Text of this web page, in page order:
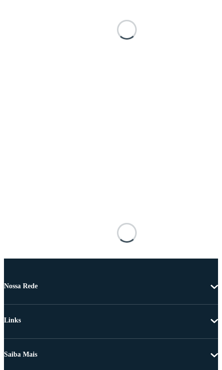
Nossa Rede
Links
Saiba Mais